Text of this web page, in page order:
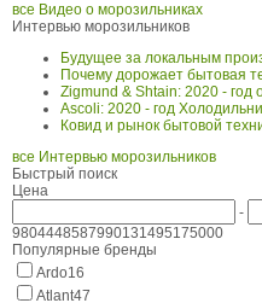
все Видео о морозильниках
Интервью морозильников
Будущее за локальным
Почему дорожает бытовая
Zigmund & Shtain: 2020 - год
Ascoli: 2020 - год
Ковид и рынок бытовой
все Интервью морозильников
Быстрый поиск
Цена
-
9804448587990131495175000
Популярные бренды
Ardo16
Atlant47